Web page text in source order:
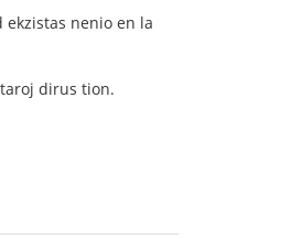
nenio en la
dirus tion.